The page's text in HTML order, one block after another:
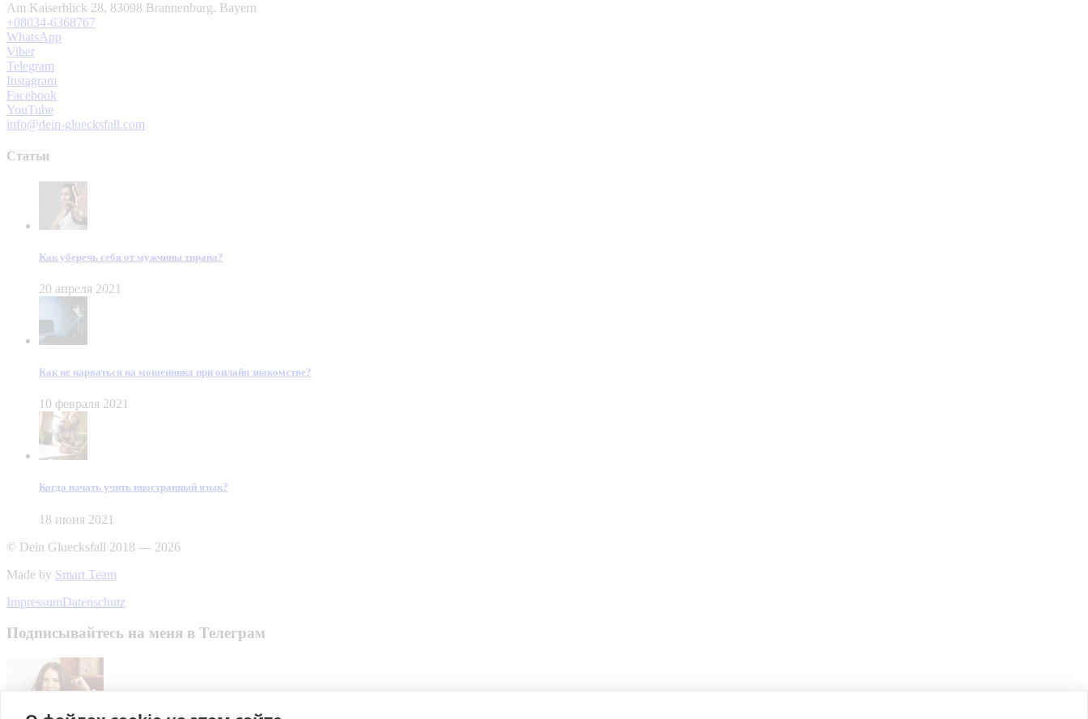
Am Kaiserblick 28, 83098 Brannenburg, Bayern
+08034-6368767
WhatsApp
Viber
Telegram
Instagram
Facebook
YouTube
info@dein-gluecksfall.com
Статьи
Как уберечь себя от мужчины тирана?
20 апреля 2021
Как не нарваться на мошенника при онлайн знакомстве?
10 февраля 2021
Когда начать учить иностранный язык?
18 июня 2021
© Dein Gluecksfall 2018 — 2026
Made by Smart Team
ImpressumDatenschutz
Подписывайтесь на меня в Телеграм